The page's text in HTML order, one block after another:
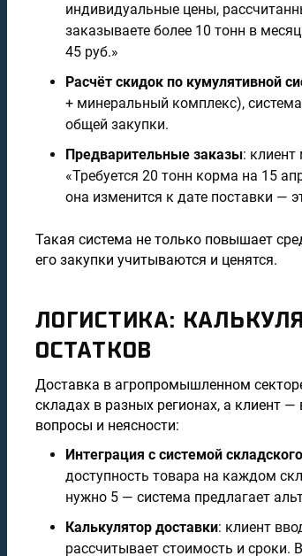
индивидуальные цены,
заказываете более 10 тонн в
45 руб.»
Расчёт скидок по кумулятивной
+ минеральный комплекс),
общей закупки.
Предварительные заказы:
«Требуется 20 тонн корма на 15
она изменится к дате поставки —
Такая система не только повышает
его закупки учитываются и ценятся.
ЛОГИСТИКА:
ОСТАТКОВ
Доставка в агропромышленном
складах в разных регионах, а клиент
вопросы и неясности:
Интеграция с системой
доступность товара на каждом
нужно 5 — система предлагает
Калькулятор доставки: клиент
рассчитывает стоимость и сроки.